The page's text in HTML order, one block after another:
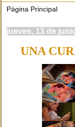
jueves, 13 de
UNA